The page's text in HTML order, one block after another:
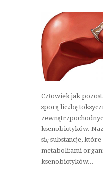
Człowiek jak
sporą liczbę
ksenobiotyków.
się substancje,
metabolitami
ksenobiotyków...